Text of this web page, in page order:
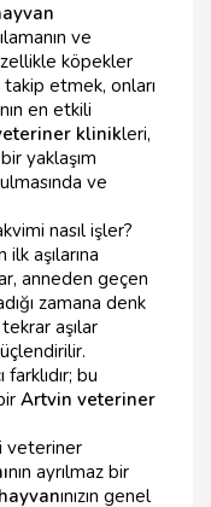
ve
köpekler
etmek, onları
en etkili
klinikleri,
yaklaşım
ve
nasıl işler?
aşılarına
anneden geçen
zamana denk
aşılar
farklıdır; bu
Artvin veteriner
veteriner
nın ayrılmaz bir
hayvanınızın genel